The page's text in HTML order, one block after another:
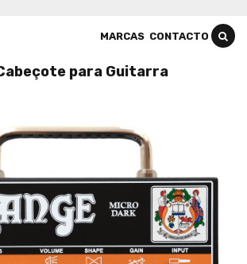
MARCAS CONTACTO
para Guitarra